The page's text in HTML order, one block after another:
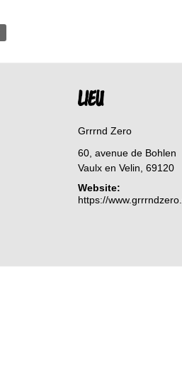
LIEU
Grrrnd Zero
60, avenue de Bohlen
Vaulx en Velin 69120
Website:
https://